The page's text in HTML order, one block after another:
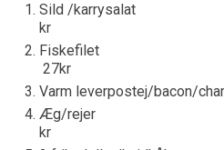
Sild /
kr
27kr
Varm leverpostej/
Æg/
kr